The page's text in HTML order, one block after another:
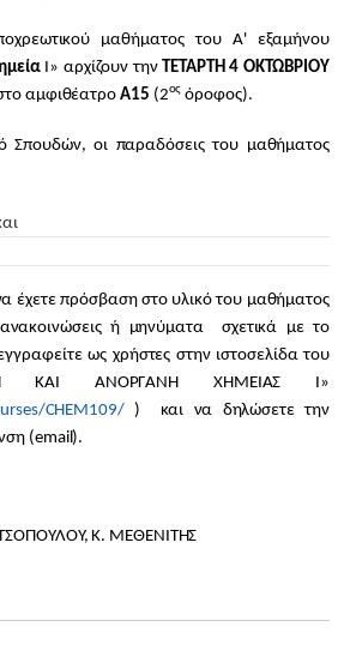
μαθήματος του Α' εξαμήνου
Ι» αρχίζουν την
ΤΕΤΑΡΤΗ 4 ΟΚΤΩΒΡΙΟΥ
αμφιθέατροΑ15 (2ος όροφος).
οι παραδόσεις του μαθήματος
να έχετε πρόσβαση στο υλικό του μαθήματος
ή μηνύματα σχετικά με το
ως χρήστες στην ιστοσελίδα του
ΚΑΙ ΑΝΟΡΓΑΝΗ ΧΗΜΕΙΑΣ Ι»
CHEM109/) και να δηλώσετε την
(email).
Κ. ΜΕΘΕΝΙΤΗΣ